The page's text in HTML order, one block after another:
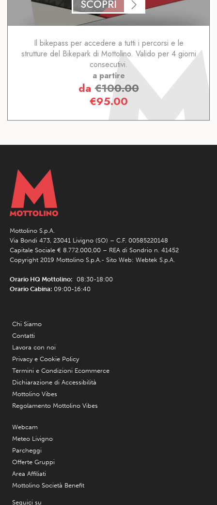
SCOPRI
Il bikepass per accedere a tutti i percorsi e le
strutture del Bikepark di Mottolino. Valido per 4 giorni
consecutivi.
a partire
da€100.00
€95.00
Mottolino S.p.A.
Via Bondi 473, 23041 Livigno (SO) – C.F. 00585220148
Capitale Sociale € 8.772.000,00 – REA di Sondrio n. 41452
Copyright 2019 Mottolino S.p.A.- Sito Web: Webtek S.p.A.
Orario HQ Mottolino: 08:30-18:00
Orario Cabina: 09:00-16:40
Chi Siamo
Contatti
Lavora con noi
Privacy e Cookie Policy
Termini e Condizioni Ecommerce
Dichiarazione di Accessibilità
Mottolino Vibes
Regolamento Mottolino Vibes
Webcam
Meteo Livigno
Parcheggi
Offerte Gruppi
Area Affiliati
Mottolino Società Benefit
Seguici su